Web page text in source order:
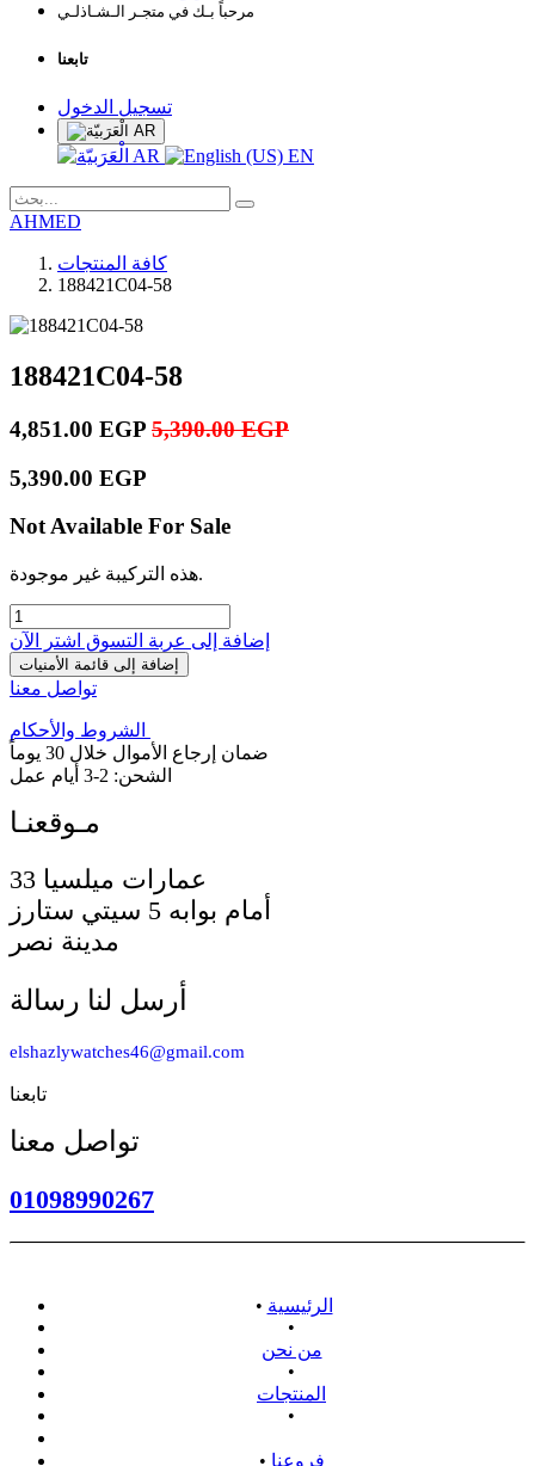
مرحباً بـك في متجـر الـشـاذلـي
تابعنا
تسجيل الدخول
AR
AR EN
AHMED
كافة المنتجات
188421C04-58
188421C04-58
4,851.00 EGP 5,390.00EGP
5,390.00 EGP
Not Available For Sale
هذه التركيبة غير موجودة.
إضافة إلى عربة التسوق اشترِ الآن
إضافة إلى قائمة الأمنيات
تواصل معنا
الشروط والأحكام
ضمان إرجاع الأموال خلال 30 يوماً
الشحن: 2-3 أيام عمل
أمام بوابه 5 سيتي ستارز
مدينة نصر
أرسل لنا رسالة
elshazlywatches46@gmail.com
تابعنا
تواصل معنا
01098990267
• الرئيسية
•
من نحن
•
المنتجات
•
• فروعنا